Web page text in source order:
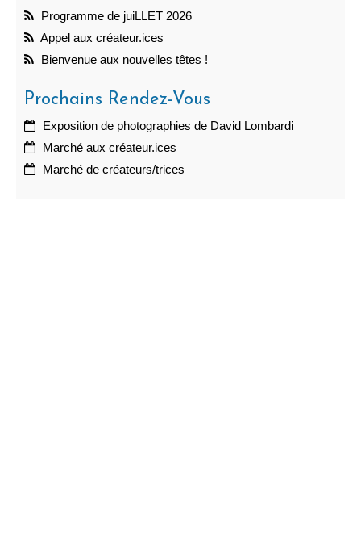
Programme de juiLLET 2026
Appel aux créateur.ices
Bienvenue aux nouvelles têtes !
Prochains Rendez-Vous
Exposition de photographies de David Lombardi
Marché aux créateur.ices
Marché de créateurs/trices